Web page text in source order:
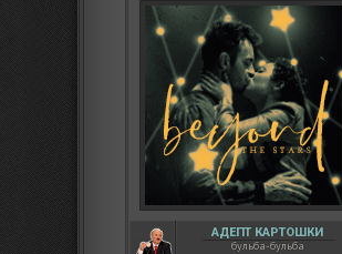
АДЕПТ КАРТОШКИ
бульба-бульба